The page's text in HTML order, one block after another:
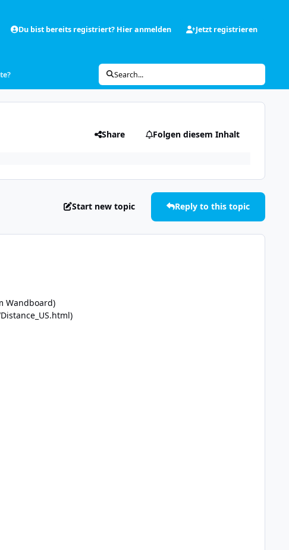
Du bist bereits registriert? Hier anmelden Jetzt registrieren
Search...
Share Folgen diesem Inhalt
Start new topic Reply to this topic
Wandboard)
)